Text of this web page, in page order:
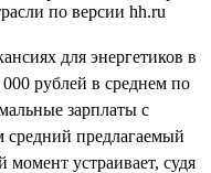
для энергетиков в
рублей в среднем по
зарплаты с
средний предлагаемый
момент устраивает, судя